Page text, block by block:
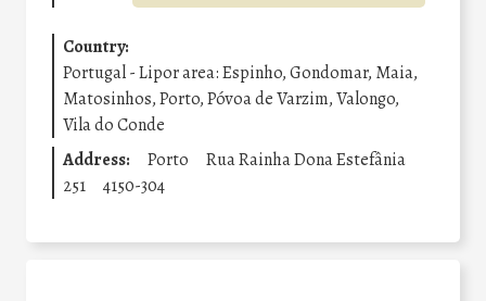
Country:
Portugal - Lipor area: Espinho, Gondomar, Maia,
Matosinhos, Porto, Póvoa de Varzim, Valongo,
Vila do Conde
Address:
Porto
Rua Rainha Dona Estefânia
251
4150-304